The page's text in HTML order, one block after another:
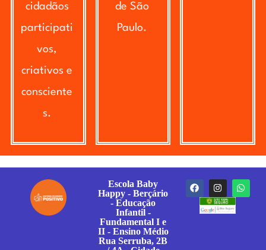
cidadãos
participati
vos,
criativos e
consciente
s.
de São
Paulo.
Escola Baby
Happy - Berçário
- Educação
Infantil -
Fundamental I e
II - Ensino Médio
Rua Serruba, 2B